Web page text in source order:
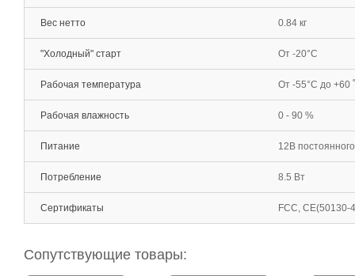
Вес нетто 0.84 кг
"Холодный" старт От -20°С
Рабочая температура От -55°С до +60
Рабочая влажность 0 - 90 %
Питание 12В
Потребление 8.5 Вт
Сертификаты FCC, CE(50130-
Сопутствующие товары: